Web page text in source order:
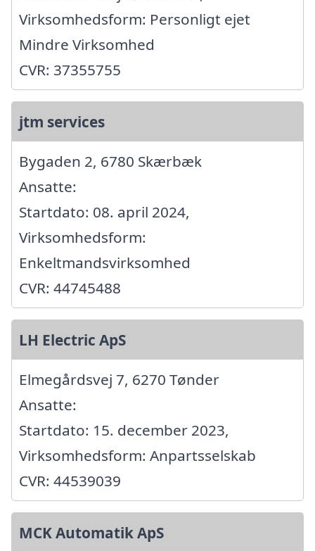
Virksomhedsform: Personligt ejet
Mindre Virksomhed
CVR: 37355755
jtm services
Bygaden 2, 6780 Skærbæk
Ansatte:
Startdato: 08. april 2024,
Virksomhedsform:
Enkeltmandsvirksomhed
CVR: 44745488
LH Electric ApS
Elmegårdsvej 7, 6270 Tønder
Ansatte:
Startdato: 15. december 2023,
Virksomhedsform: Anpartsselskab
CVR: 44539039
MCK Automatik ApS